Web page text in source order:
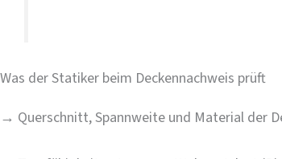
Was der Statiker beim Deckennachweis prüft
→ Querschnitt, Spannweite und Material der